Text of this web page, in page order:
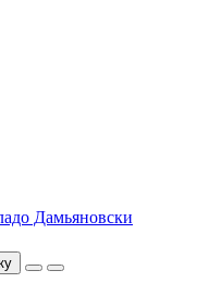
Дамьяновски